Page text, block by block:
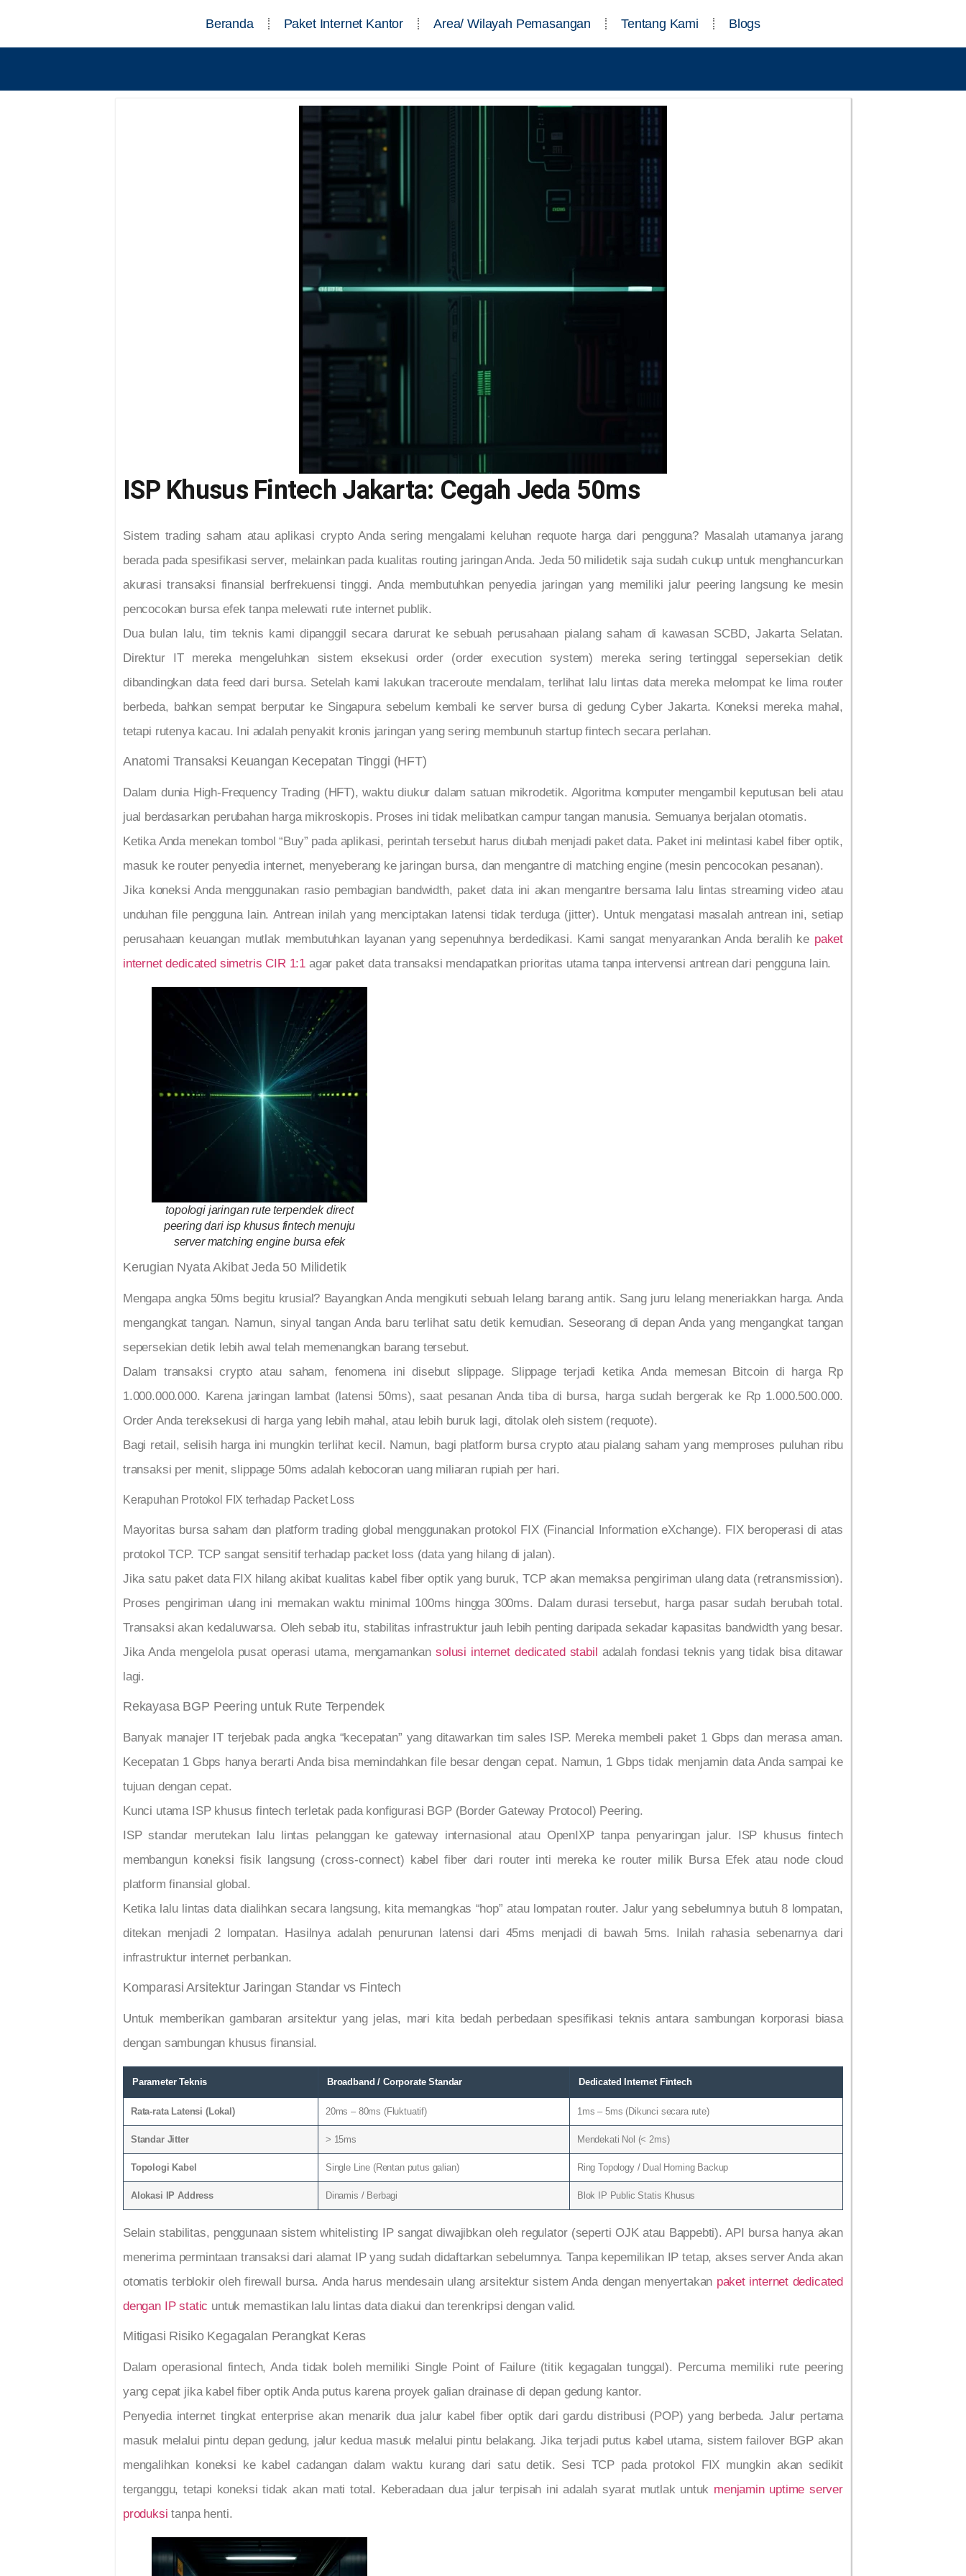
Beranda Paket Internet Kantor Area/ Wilayah Pemasangan Tentang Kami Blogs
ISP Khusus Fintech Jakarta: Cegah Jeda 50ms
Sistem trading saham atau aplikasi crypto Anda sering mengalami keluhan requote harga dari pengguna? Masalah utamanya jarang
berada pada spesifikasi server, melainkan pada kualitas routing jaringan Anda. Jeda 50 milidetik saja sudah cukup untuk menghancurkan
akurasi transaksi finansial berfrekuensi tinggi. Anda membutuhkan penyedia jaringan yang memiliki jalur peering langsung ke mesin
pencocokan bursa efek tanpa melewati rute internet publik.
Dua bulan lalu, tim teknis kami dipanggil secara darurat ke sebuah perusahaan pialang saham di kawasan SCBD, Jakarta Selatan.
Direktur IT mereka mengeluhkan sistem eksekusi order (order execution system) mereka sering tertinggal sepersekian detik
dibandingkan data feed dari bursa. Setelah kami lakukan traceroute mendalam, terlihat lalu lintas data mereka melompat ke lima router
berbeda, bahkan sempat berputar ke Singapura sebelum kembali ke server bursa di gedung Cyber Jakarta. Koneksi mereka mahal,
tetapi rutenya kacau. Ini adalah penyakit kronis jaringan yang sering membunuh startup fintech secara perlahan.
Anatomi Transaksi Keuangan Kecepatan Tinggi (HFT)
Dalam dunia High-Frequency Trading (HFT), waktu diukur dalam satuan mikrodetik. Algoritma komputer mengambil keputusan beli atau
jual berdasarkan perubahan harga mikroskopis. Proses ini tidak melibatkan campur tangan manusia. Semuanya berjalan otomatis.
Ketika Anda menekan tombol “Buy” pada aplikasi, perintah tersebut harus diubah menjadi paket data. Paket ini melintasi kabel fiber optik,
masuk ke router penyedia internet, menyeberang ke jaringan bursa, dan mengantre di matching engine (mesin pencocokan pesanan).
Jika koneksi Anda menggunakan rasio pembagian bandwidth, paket data ini akan mengantre bersama lalu lintas streaming video atau
unduhan file pengguna lain. Antrean inilah yang menciptakan latensi tidak terduga (jitter). Untuk mengatasi masalah antrean ini, setiap
perusahaan keuangan mutlak membutuhkan layanan yang sepenuhnya berdedikasi. Kami sangat menyarankan Anda beralih ke paket
internet dedicated simetris CIR 1:1 agar paket data transaksi mendapatkan prioritas utama tanpa intervensi antrean dari pengguna lain.
topologi jaringan rute terpendek direct
peering dari isp khusus fintech menuju
server matching engine bursa efek
Kerugian Nyata Akibat Jeda 50 Milidetik
Mengapa angka 50ms begitu krusial? Bayangkan Anda mengikuti sebuah lelang barang antik. Sang juru lelang meneriakkan harga. Anda
mengangkat tangan. Namun, sinyal tangan Anda baru terlihat satu detik kemudian. Seseorang di depan Anda yang mengangkat tangan
sepersekian detik lebih awal telah memenangkan barang tersebut.
Dalam transaksi crypto atau saham, fenomena ini disebut slippage. Slippage terjadi ketika Anda memesan Bitcoin di harga Rp
1.000.000.000. Karena jaringan lambat (latensi 50ms), saat pesanan Anda tiba di bursa, harga sudah bergerak ke Rp 1.000.500.000.
Order Anda tereksekusi di harga yang lebih mahal, atau lebih buruk lagi, ditolak oleh sistem (requote).
Bagi retail, selisih harga ini mungkin terlihat kecil. Namun, bagi platform bursa crypto atau pialang saham yang memproses puluhan ribu
transaksi per menit, slippage 50ms adalah kebocoran uang miliaran rupiah per hari.
Kerapuhan Protokol FIX terhadap Packet Loss
Mayoritas bursa saham dan platform trading global menggunakan protokol FIX (Financial Information eXchange). FIX beroperasi di atas
protokol TCP. TCP sangat sensitif terhadap packet loss (data yang hilang di jalan).
Jika satu paket data FIX hilang akibat kualitas kabel fiber optik yang buruk, TCP akan memaksa pengiriman ulang data (retransmission).
Proses pengiriman ulang ini memakan waktu minimal 100ms hingga 300ms. Dalam durasi tersebut, harga pasar sudah berubah total.
Transaksi akan kedaluwarsa. Oleh sebab itu, stabilitas infrastruktur jauh lebih penting daripada sekadar kapasitas bandwidth yang besar.
Jika Anda mengelola pusat operasi utama, mengamankansolusi internet dedicated stabil adalah fondasi teknis yang tidak bisa ditawar
lagi.
Rekayasa BGP Peering untuk Rute Terpendek
Banyak manajer IT terjebak pada angka “kecepatan” yang ditawarkan tim sales ISP. Mereka membeli paket 1 Gbps dan merasa aman.
Kecepatan 1 Gbps hanya berarti Anda bisa memindahkan file besar dengan cepat. Namun, 1 Gbps tidak menjamin data Anda sampai ke
tujuan dengan cepat.
Kunci utama ISP khusus fintech terletak pada konfigurasi BGP (Border Gateway Protocol) Peering.
ISP standar merutekan lalu lintas pelanggan ke gateway internasional atau OpenIXP tanpa penyaringan jalur. ISP khusus fintech
membangun koneksi fisik langsung (cross-connect) kabel fiber dari router inti mereka ke router milik Bursa Efek atau node cloud
platform finansial global.
Ketika lalu lintas data dialihkan secara langsung, kita memangkas “hop” atau lompatan router. Jalur yang sebelumnya butuh 8 lompatan,
ditekan menjadi 2 lompatan. Hasilnya adalah penurunan latensi dari 45ms menjadi di bawah 5ms. Inilah rahasia sebenarnya dari
infrastruktur internet perbankan.
Komparasi Arsitektur Jaringan Standar vs Fintech
Untuk memberikan gambaran arsitektur yang jelas, mari kita bedah perbedaan spesifikasi teknis antara sambungan korporasi biasa
dengan sambungan khusus finansial.
Parameter Teknis Broadband / Corporate Standar Dedicated Internet Fintech
Rata-rata Latensi (Lokal) 20ms – 80ms (Fluktuatif) 1ms – 5ms (Dikunci secara rute)
Standar Jitter > 15ms Mendekati Nol (< 2ms)
Topologi Kabel Single Line (Rentan putus galian) Ring Topology / Dual Homing Backup
Alokasi IP Address Dinamis / Berbagi Blok IP Public Statis Khusus
Selain stabilitas, penggunaan sistem whitelisting IP sangat diwajibkan oleh regulator (seperti OJK atau Bappebti). API bursa hanya akan
menerima permintaan transaksi dari alamat IP yang sudah didaftarkan sebelumnya. Tanpa kepemilikan IP tetap, akses server Anda akan
otomatis terblokir oleh firewall bursa. Anda harus mendesain ulang arsitektur sistem Anda dengan menyertakan paket internet dedicated
dengan IP static untuk memastikan lalu lintas data diakui dan terenkripsi dengan valid.
Mitigasi Risiko Kegagalan Perangkat Keras
Dalam operasional fintech, Anda tidak boleh memiliki Single Point of Failure (titik kegagalan tunggal). Percuma memiliki rute peering
yang cepat jika kabel fiber optik Anda putus karena proyek galian drainase di depan gedung kantor.
Penyedia internet tingkat enterprise akan menarik dua jalur kabel fiber optik dari gardu distribusi (POP) yang berbeda. Jalur pertama
masuk melalui pintu depan gedung, jalur kedua masuk melalui pintu belakang. Jika terjadi putus kabel utama, sistem failover BGP akan
mengalihkan koneksi ke kabel cadangan dalam waktu kurang dari satu detik. Sesi TCP pada protokol FIX mungkin akan sedikit
terganggu, tetapi koneksi tidak akan mati total. Keberadaan dua jalur terpisah ini adalah syarat mutlak untuk menjamin uptime server
produksi tanpa henti.